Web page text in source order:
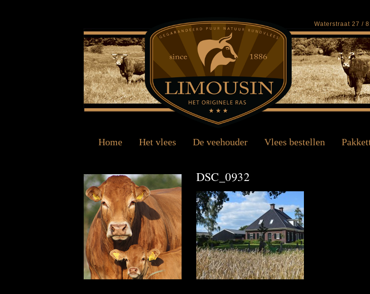
Waterstraat 27 /
Home Het vlees De veehouder Vlees bestellen
DSC_0932